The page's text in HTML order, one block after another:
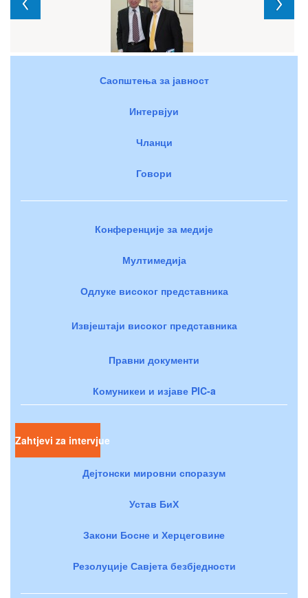
Саопштења за јавност
Интервјуи
Чланци
Говори
Конференције за медије
Мултимедија
Одлуке високог представника
Извјештаји високог представника
Правни документи
Комуникеи и изјаве PIC-a
Zahtjevi za intervjue
Дејтонски мировни споразум
Устав БиХ
Закони Босне и Херцеговине
Резолуције Савјета безбједности